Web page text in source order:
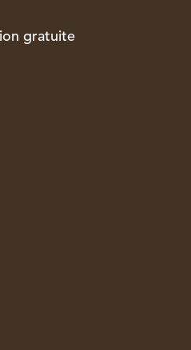
gratuite